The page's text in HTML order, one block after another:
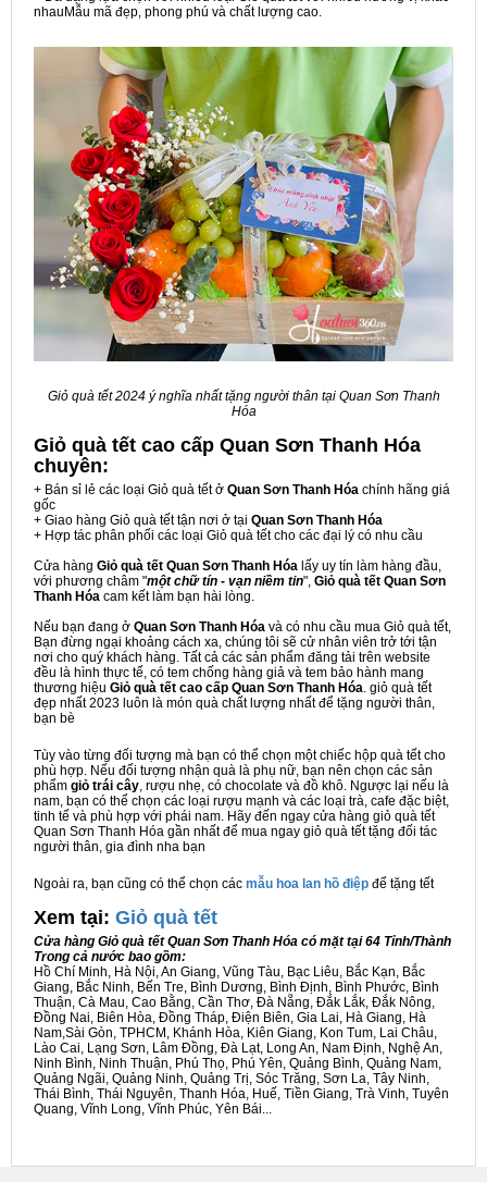
nhauMẫu mã đẹp, phong phú và chất lượng cao.
Giỏ quà tết 2024 ý nghĩa nhất tặng người thân tại Quan Sơn Thanh
Hóa
Giỏ quà tết cao cấp Quan Sơn Thanh Hóa
chuyên:
+ Bán sỉ lẻ các loại Giỏ quà tết ở Quan Sơn Thanh Hóa chính hãng giá
gốc
+ Giao hàng Giỏ quà tết tận nơi ở tại Quan Sơn Thanh Hóa
+ Hợp tác phân phối các loại Giỏ quà tết cho các đại lý có nhu cầu
Cửa hàng Giỏ quà tết Quan Sơn Thanh Hóa lấy uy tín làm hàng đầu,
với phương châm "một chữ tín - vạn niềm tin", Giỏ quà tết Quan Sơn
Thanh Hóa cam kết làm bạn hài lòng.
Nếu bạn đang ở Quan Sơn Thanh Hóa và có nhu cầu mua Giỏ quà tết,
Bạn đừng ngại khoảng cách xa, chúng tôi sẽ cử nhân viên trở tới tận
nơi cho quý khách hàng. Tất cả các sản phẩm đăng tải trên website
đều là hình thực tế, có tem chống hàng giả và tem bảo hành mang
thương hiệu Giỏ quà tết cao cấp Quan Sơn Thanh Hóa. giỏ quà tết
đẹp nhất 2023 luôn là món quà chất lượng nhất để tặng người thân,
bạn bè
Tùy vào từng đối tượng mà bạn có thể chọn một chiếc hộp quà tết cho
phù hợp. Nếu đối tượng nhận quà là phụ nữ, bạn nên chọn các sản
phẩm giỏ trái cây, rượu nhẹ, có chocolate và đồ khô. Ngược lại nếu là
nam, bạn có thể chọn các loại rượu mạnh và các loại trà, cafe đặc biệt,
tinh tế và phù hợp với phái nam. Hãy đến ngay cửa hàng giỏ quà tết
Quan Sơn Thanh Hóa gần nhất để mua ngay giỏ quà tết tặng đối tác
người thân, gia đình nha bạn
Ngoài ra, bạn cũng có thể chọn các mẫu hoa lan hồ điệp để tặng tết
Xem tại: Giỏ quà tết
Cửa hàng Giỏ quà tết Quan Sơn Thanh Hóa có mặt tại 64 Tỉnh/Thành
Trong cả nước bao gồm:
Hồ Chí Minh, Hà Nội, An Giang, Vũng Tàu, Bạc Liêu, Bắc Kạn, Bắc
Giang, Bắc Ninh, Bến Tre, Bình Dương, Bình Định, Bình Phước, Bình
Thuận, Cà Mau, Cao Bằng, Cần Thơ, Đà Nẵng, Đắk Lắk, Đắk Nông,
Đồng Nai, Biên Hòa, Đồng Tháp, Điện Biên, Gia Lai, Hà Giang, Hà
Nam,Sài Gòn, TPHCM, Khánh Hòa, Kiên Giang, Kon Tum, Lai Châu,
Lào Cai, Lạng Sơn, Lâm Đồng, Đà Lạt, Long An, Nam Định, Nghệ An,
Ninh Bình, Ninh Thuận, Phú Thọ, Phú Yên, Quảng Bình, Quảng Nam,
Quảng Ngãi, Quảng Ninh, Quảng Trị, Sóc Trăng, Sơn La, Tây Ninh,
Thái Bình, Thái Nguyên, Thanh Hóa, Huế, Tiền Giang, Trà Vinh, Tuyên
Quang, Vĩnh Long, Vĩnh Phúc, Yên Bái...